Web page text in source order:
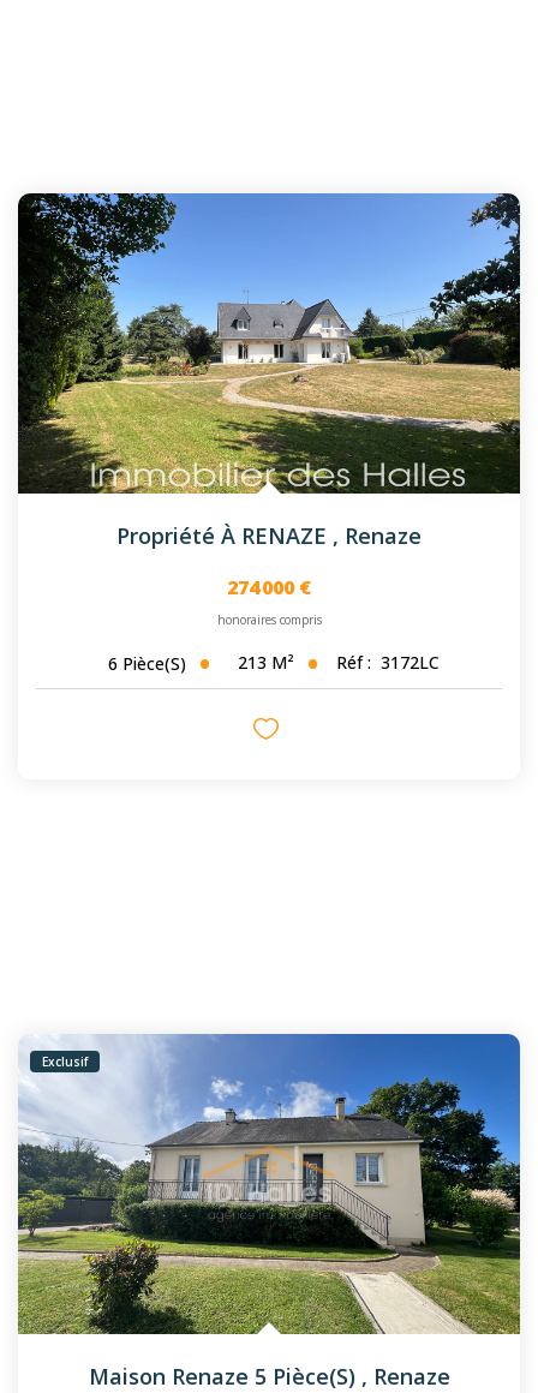
Propriété À RENAZE , Renaze
274 000 €
honoraires compris
6 Pièce(s) 213 M² Réf : 3172LC
Exclusif
Maison Renaze 5 Pièce(s) , Renaze